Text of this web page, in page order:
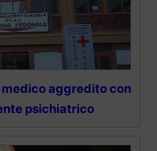
medico aggredito con
psichiatrico